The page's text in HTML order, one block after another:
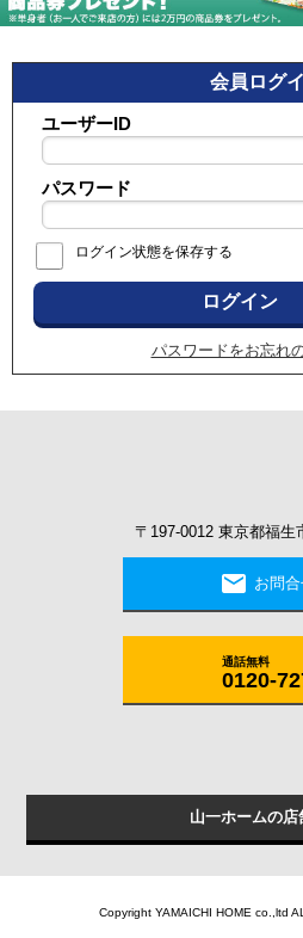
会員ログ
ユーザーID
パスワード
ログイン状態を保存する
パスワードをお忘れ
〒197-0012 東京都福生
mail お問
通話無料
0120-
山一ホームの